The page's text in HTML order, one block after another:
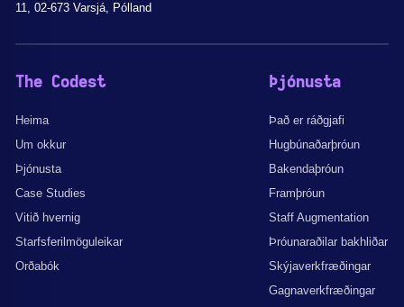
11, 02-673 Varsjá, Pólland
The Codest
Heima
Um okkur
Þjónusta
Case Studies
Vitið hvernig
Starfsferilmöguleikar
Orðabók
Þjónusta
Það er ráðgjafi
Hugbúnaðarþróun
Bakendaþróun
Framþróun
Staff Augmentation
Þróunaraðilar bakhliðar
Skýjaverkfræðingar
Gagnaverkfræðingar